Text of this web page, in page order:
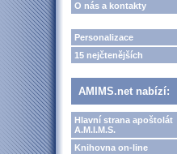
O nás a kontakty
Personalizace
15 nejčtenějších
AMIMS.net nabízí:
Hlavní strana apoštolát
A.M.I.M.S.
Knihovna on-line